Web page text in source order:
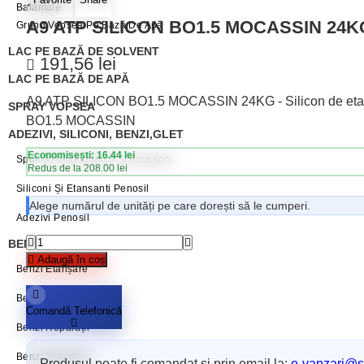
Balamale
Grund Vopsea Pe Bază De Apă
LAC PE BAZĂ DE SOLVENT
LAC PE BAZĂ DE APĂ
SPRAY VOPSEA
ADEZIVI, SILICONI, BENZI,GLET
Spumă Poliuretanică Și Accesorii
Siliconi Și Etansanti Penosil
Adezivi Penosil
BENZI ADEZIVE / AUTOADEZIVE
Benzi Etanșare
Benzi Mascare
Benzi Reparații
Benzi Ambalare
A9 ATP SILICON BO1.5 MOCASSIN
191,56 lei
A9 ATP SILICON BO1.5 MOCASSIN 24KG - Silicon de
BO1.5 MOCASSIN
Economisești: 16.44 lei
Redus de la 208.00 lei
Alege numărul de unități pe care dorești să le cumperi.
Adaugă în coș
Comandă Telefonică